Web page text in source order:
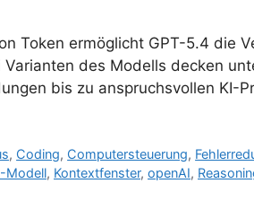
Token ermöglicht GPT-5.4 die
des Modells decken
bis zu anspruchsvollen KI-
, Coding, Computersteuerung,
Modell, Kontextfenster, openAI,